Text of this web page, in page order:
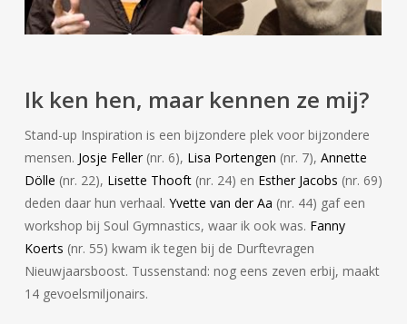
Ik ken hen, maar kennen ze mij?
Stand-up Inspiration is een bijzondere plek voor bijzondere
mensen. Josje Feller(nr. 6), Lisa Portengen (nr. 7), Annette
Dölle (nr. 22), Lisette Thooft(nr. 24) en Esther Jacobs (nr. 69)
deden daar hun verhaal. Yvette van der Aa (nr. 44) gaf een
workshop bij Soul Gymnastics, waar ik ook was. Fanny
Koerts (nr. 55) kwam ik tegen bij de Durftevragen
Nieuwjaarsboost. Tussenstand: nog eens zeven erbij, maakt
14 gevoelsmiljonairs.